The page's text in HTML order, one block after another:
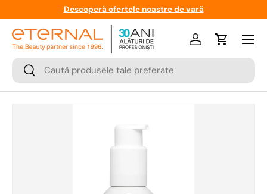
Descoperă ofertele noastre de vară
Cauta
Cauta
LogareCos
Meniu